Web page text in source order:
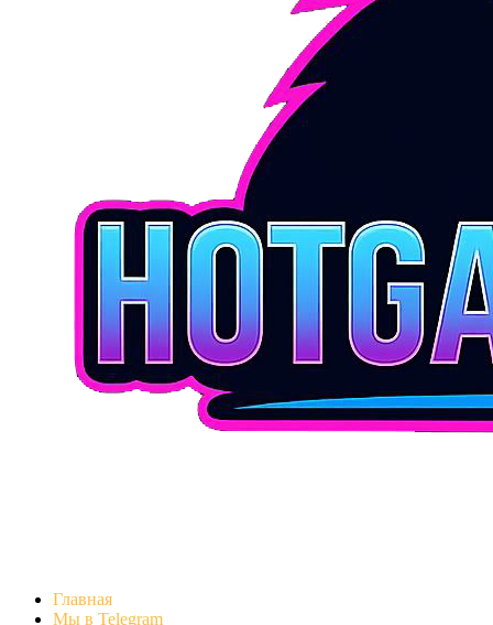
Главная
Мы в Telegram